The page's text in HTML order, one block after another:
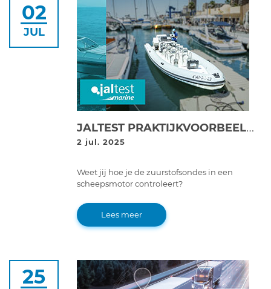
02
JUL
JALTEST PRAKTIJKVOORBEELD | CONTROLE LAMBDASENSOR OP VOLVO PENTA V6-280 MOTOR
2 jul. 2025
Weet jij hoe je de zuurstofsondes in een
scheepsmotor controleert?
Lees meer
25